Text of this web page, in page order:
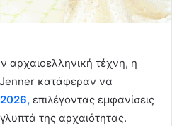
αρχαιοελληνική τέχνη, η
κατάφεραν να
επιλέγοντας εμφανίσεις
της αρχαιότητας.